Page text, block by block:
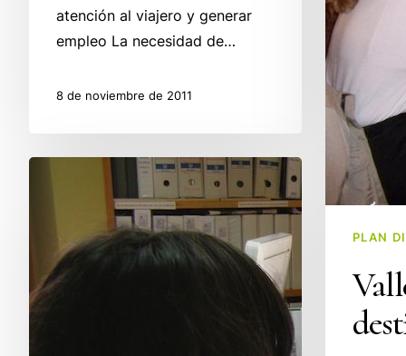
atención al viajero y generar
empleo La necesidad de…
8 de noviembre de 2011
PLAN
web
y